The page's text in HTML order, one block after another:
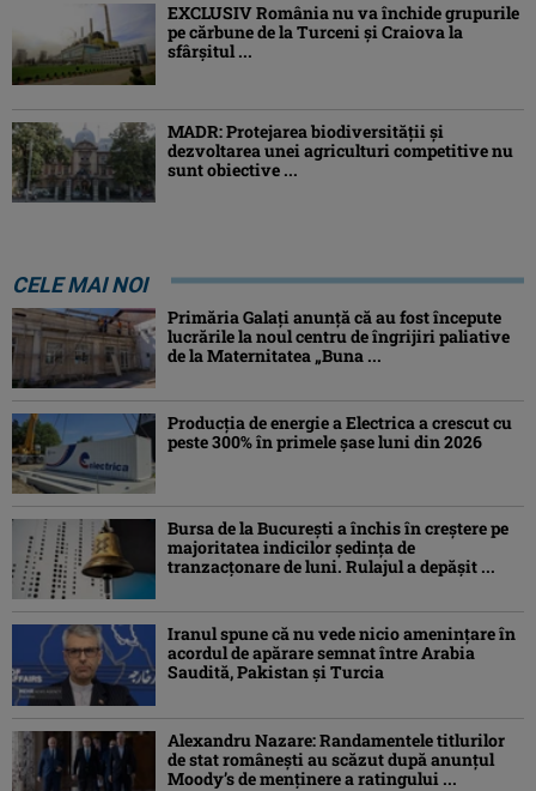
EXCLUSIV România nu va închide grupurile
pe cărbune de la Turceni și Craiova la
sfârșitul ...
MADR: Protejarea biodiversităţii şi
dezvoltarea unei agriculturi competitive nu
sunt obiective ...
CELE MAI NOI
Primăria Galați anunță că au fost începute
lucrările la noul centru de îngrijiri paliative
de la Maternitatea „Buna ...
Producția de energie a Electrica a crescut cu
peste 300% în primele șase luni din 2026
Bursa de la București a închis în creștere pe
majoritatea indicilor ședința de
tranzacțonare de luni. Rulajul a depășit ...
Iranul spune că nu vede nicio amenințare în
acordul de apărare semnat între Arabia
Saudită, Pakistan și Turcia
Alexandru Nazare: Randamentele titlurilor
de stat româneşti au scăzut după anunțul
Moody’s de menținere a ratingului ...